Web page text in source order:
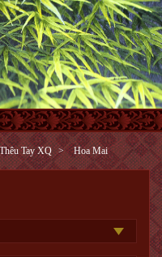
Tay XQ Hoa Mai